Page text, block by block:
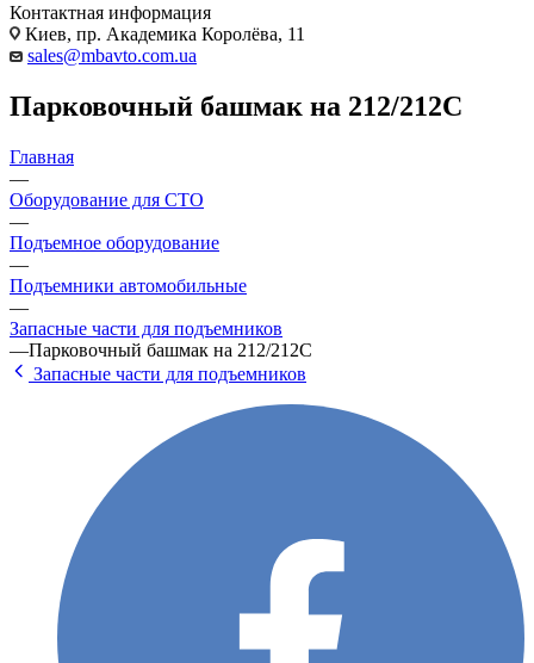
Контактная информация
Киев, пр. Академика Королёва, 11
sales@mbavto.com.ua
Парковочный башмак на 212/212C
Главная
—
Оборудование для СТО
—
Подъемное оборудование
—
Подъемники автомобильные
—
Запасные части для подъемников
—Парковочный башмак на 212/212C
Запасные части для подъемников